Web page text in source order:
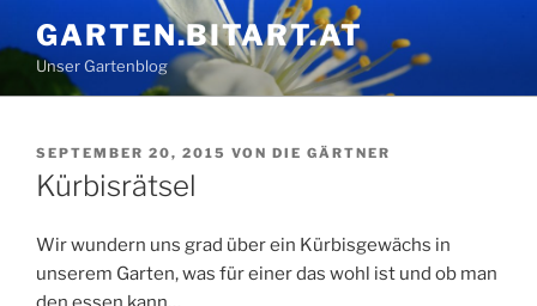
Inhalt
springen
GARTEN.BITART.AT
Unser Gartenblog
VERÖFFENTLICHT
AM
SEPTEMBER 20, 2015 VON DIE GÄRTNER
Kürbisrätsel
Wir wundern uns grad über ein Kürbisgewächs in
unserem Garten, was für einer das wohl ist und ob man